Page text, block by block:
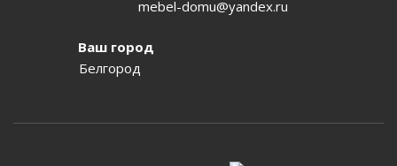
mebel-domu@yandex.ru
Ваш город
Белгород